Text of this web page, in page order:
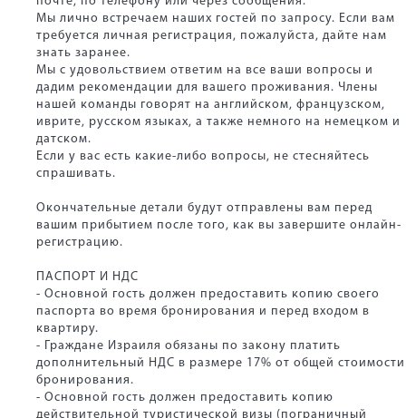
Мы лично встречаем наших гостей по запросу. Если вам
требуется личная регистрация, пожалуйста, дайте нам
знать заранее.
Мы с удовольствием ответим на все ваши вопросы и
дадим рекомендации для вашего проживания. Члены
нашей команды говорят на английском, французском,
иврите, русском языках, а также немного на немецком и
датском.
Если у вас есть какие-либо вопросы, не стесняйтесь
спрашивать.
Окончательные детали будут отправлены вам перед
вашим прибытием после того, как вы завершите онлайн-
регистрацию.
ПАСПОРТ И НДС
- Основной гость должен предоставить копию своего
паспорта во время бронирования и перед входом в
квартиру.
- Граждане Израиля обязаны по закону платить
дополнительный НДС в размере 17% от общей стоимости
бронирования.
- Основной гость должен предоставить копию
действительной туристической визы (пограничный